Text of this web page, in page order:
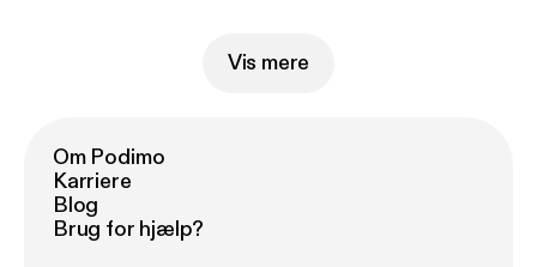
Vis mere
Om Podimo
Karriere
Blog
Brug for hjælp?